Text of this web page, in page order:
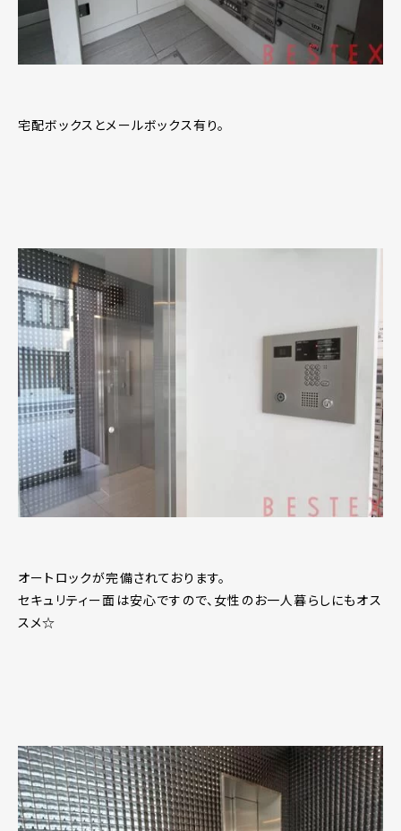
宅配ボックスとメールボックス有り。
オートロックが完備されております。
セキュリティー面は安心ですので、女性のお一人暮らしにもオス
スメ☆